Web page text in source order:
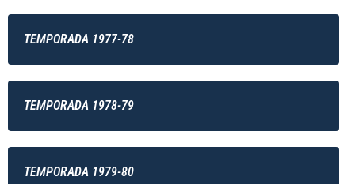
TEMPORADA 1977-78
TEMPORADA 1978-79
TEMPORADA 1979-80